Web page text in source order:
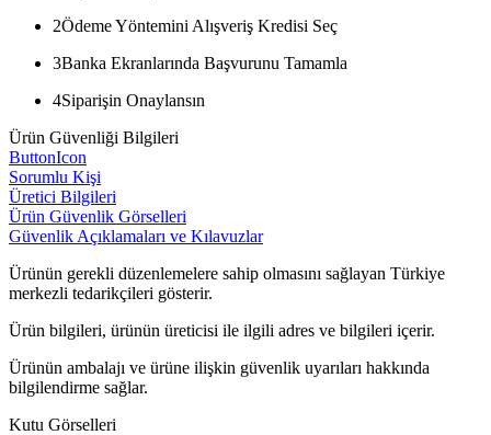
2Ödeme Yöntemini Alışveriş Kredisi Seç
3Banka Ekranlarında Başvurunu Tamamla
4Siparişin Onaylansın
Ürün Güvenliği Bilgileri
ButtonIcon
Sorumlu Kişi
Üretici Bilgileri
Ürün Güvenlik Görselleri
Güvenlik Açıklamaları ve Kılavuzlar
Ürünün gerekli düzenlemelere sahip olmasını sağlayan Türkiye
merkezli tedarikçileri gösterir.
Ürün bilgileri, ürünün üreticisi ile ilgili adres ve bilgileri içerir.
Ürünün ambalajı ve ürüne ilişkin güvenlik uyarıları hakkında
bilgilendirme sağlar.
Kutu Görselleri